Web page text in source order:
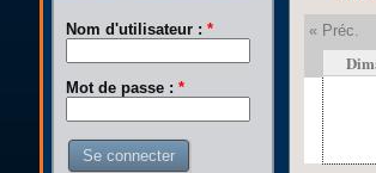
Nom d'utilisateur : *
Mot de passe : *
« Préc.